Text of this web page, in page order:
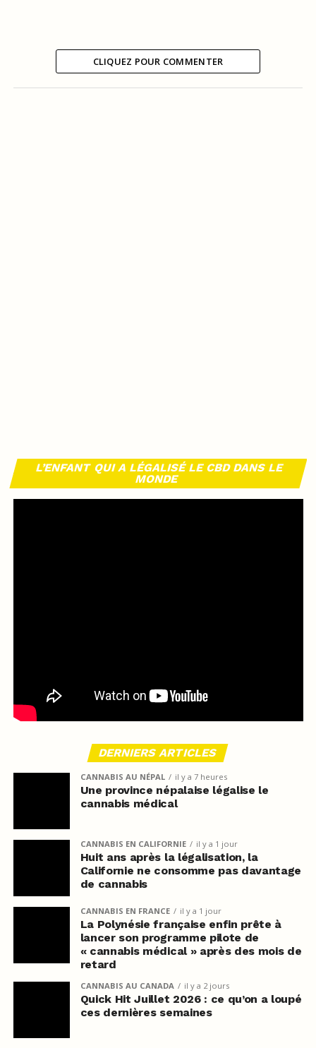
CLIQUEZ POUR COMMENTER
L’ENFANT QUI A LÉGALISÉ LE CBD DANS LE
MONDE
DERNIERS ARTICLES
CANNABIS AU NÉPAL il y a 7 heures
Une province népalaise légalise le
cannabis médical
CANNABIS EN CALIFORNIE il y a 1 jour
Huit ans après la légalisation, la
Californie ne consomme pas davantage
de cannabis
CANNABIS EN FRANCE il y a 1 jour
La Polynésie française enfin prête à
lancer son programme pilote de
« cannabis médical » après des mois de
retard
CANNABIS AU CANADA il y a 2 jours
Quick Hit Juillet 2026 : ce qu’on a loupé
ces dernières semaines